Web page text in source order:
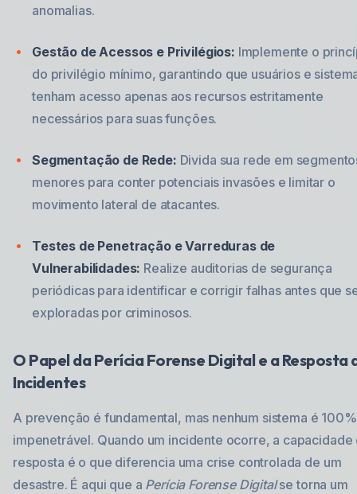
anomalias.
Gestão de Acessos e Privilégios: Implemente o
do privilégio mínimo, garantindo que usuários e
tenham acesso apenas aos recursos estritamente
necessários para suas funções.
Segmentação de Rede: Divida sua rede em
menores para conter potenciais invasões e limitar o
movimento lateral de atacantes.
Testes de Penetração e Varreduras de
Vulnerabilidades: Realize auditorias de segurança
periódicas para identificar e corrigir falhas antes que
exploradas por criminosos.
O Papel da Perícia Forense Digital e a Resposta
Incidentes
A prevenção é fundamental, mas nenhum sistema é 100%
impenetrável. Quando um incidente ocorre, a capacidade
resposta é o que diferencia uma crise controlada de um
desastre. É aqui que a Perícia Forense Digitalse torna um